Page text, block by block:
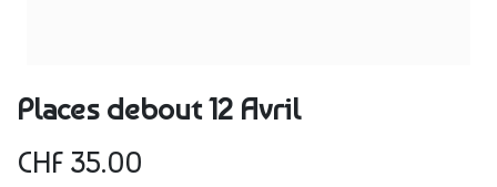
Places debout 12 Avril
CHF 35.00